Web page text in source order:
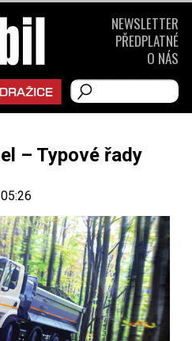
– Typové řady
NEWSLETTER
PŘEDPLATNÉ
O NÁS